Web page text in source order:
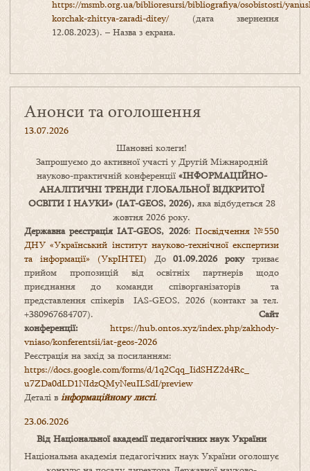
https://msmb.org.ua/biblioresursi/bibliografiya/osobistosti/
korchak-zhittya-zaradi-ditey/(дата звернення
12.08.2023). – Назва з екрана.
Анонси та оголошення
13.07.2026
Шановні колеги!
Запрошуємо до активної участі у Другій Міжнародній
науково-практичній конференції «ІНФОРМАЦІЙНО-
АНАЛІТИЧНІ ТРЕНДИ ГЛОБАЛЬНОЇ ВІДКРИТОЇ
ОСВІТИ І НАУКИ» (IAT-GEOS, 2026),яка відбудеться 28
жовтня 2026 року.
Державна реєстрація IAT-GEOS, 2026: Посвідчення №550
ДНУ «Український інститут науково-технічної експертизи
та інформації» (УкрІНТЕІ) До01.09.2026 рокутриває
прийом пропозицій від освітніх партнерів щодо
приєднання до команди співорганізаторів та
представлення спікерів IAS-GEOS, 2026 (контакт за тел.
+380967684707). Сайт
конференції: https://hub.ontos.xyz/index.php/zakhody-
vniaso/konferentsii/iat-geos-2026
Реєстрація на захід за посиланням:
https://docs.google.com/forms/d/1q2Cqq_IidSHZ2d4Rc_
u7ZDa0dLD1NIdzQMyNeuILSdI/preview
Деталі в інформаційному листі.
23.06.2026
Від Національної академії педагогічних наук України
Національна академія педагогічних наук України оголошує